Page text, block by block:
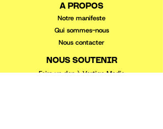
A PROPOS
Notre manifeste
Qui sommes-nous
Nous contacter
NOUS SOUTENIR
Faire un don à Vertige Media